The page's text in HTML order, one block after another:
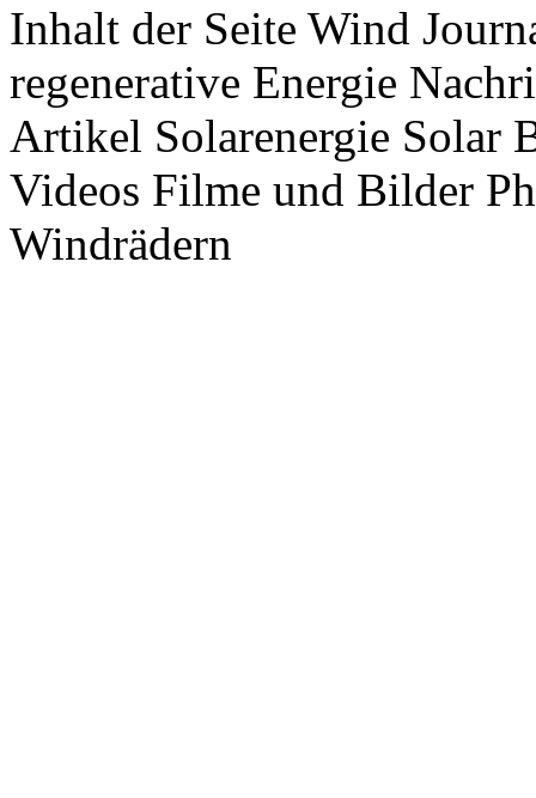
Inhalt der Seite Wind
regenerative Energie
Artikel Solarenergie Solar
Videos Filme und Bilder
Windrädern